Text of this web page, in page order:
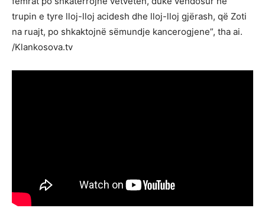
trupin e tyre lloj-lloj acidesh dhe lloj-lloj gjërash, që Zoti
na ruajt, po shkaktojnë sëmundje kancerogjene”, tha ai.
/Klankosova.tv